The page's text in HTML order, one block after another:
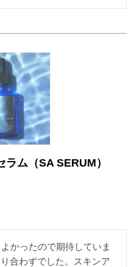
ム（SA SERUM）
かったので期待していま
合わずでした。スキンア